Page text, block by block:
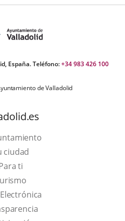
España. Teléfono:+34 983 426 100
de Valladolid
ciudad
ti
This
link
will